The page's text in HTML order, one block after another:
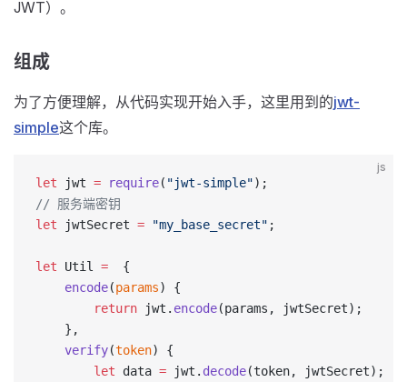
JWT）。
组成
为了方便理解，从代码实现开始入手，这里用到的jwt-
simple这个库。
js
let jwt = require( "jwt-simple");
// 服务端密钥
let jwtSecret = "my_base_secret" ;
let Util =
  {
    encode
(params) {
        return
jwt. encode(params, jwtSecret);
    },
    verify
(token) {
        let
data = jwt. decode(token, jwtSecret);